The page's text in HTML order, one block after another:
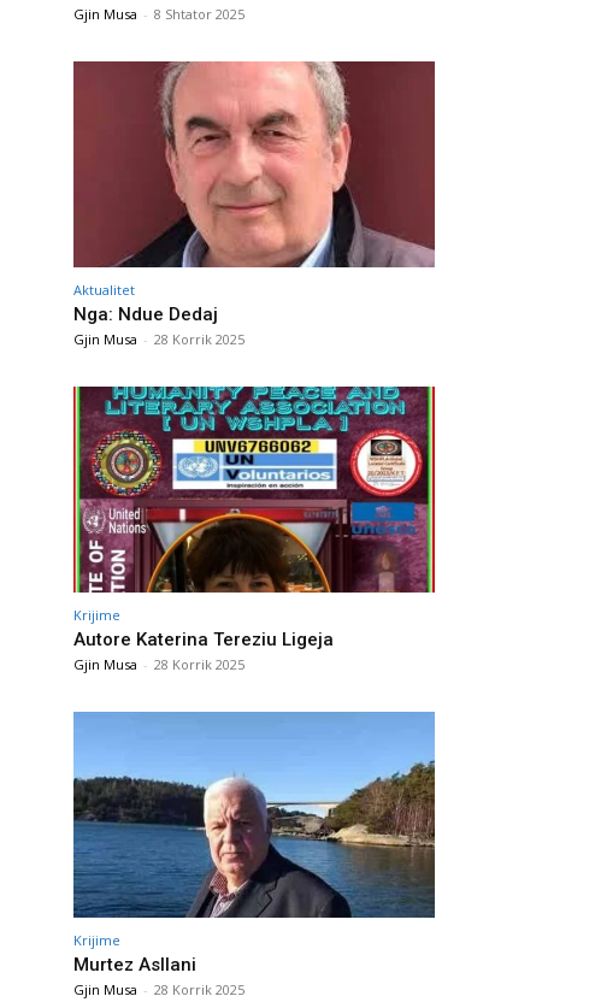
Gjin Musa - 8 Shtator 2025
Aktualitet
Nga: Ndue Dedaj
Gjin Musa - 28 Korrik 2025
Krijime
Autore Katerina Tereziu Ligeja
Gjin Musa - 28 Korrik 2025
Krijime
Murtez Asllani
Gjin Musa - 28 Korrik 2025